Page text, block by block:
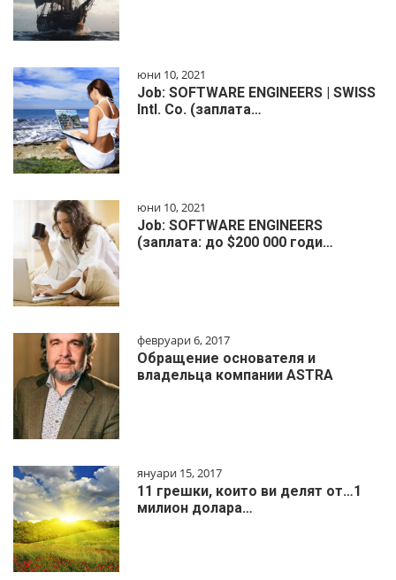
юни 10, 2021
Job: SOFTWARE ENGINEERS | SWISS
Intl. Co. (заплата…
юни 10, 2021
Job: SOFTWARE ENGINEERS
(заплата: до $200 000 годи…
февруари 6, 2017
Обращение основателя и
владельца компании ASTRA
януари 15, 2017
11 грешки, които ви делят от…1
милиoн дoлapa…